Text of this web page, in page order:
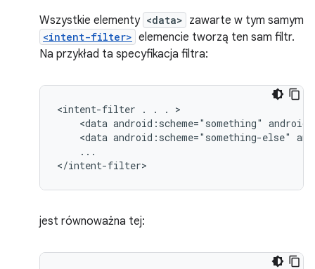
Wszystkie elementy <data> zawarte w tym samym
<intent-filter> elemencie tworzą ten sam filtr.
Na przykład ta specyfikacja filtra:
<intent-filter . . .
<data android:scheme="something"
<data android:scheme="something-else"
...
</intent-filter>
jest równoważna tej: